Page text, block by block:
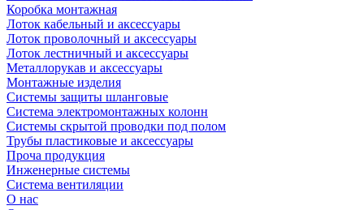
Коробка монтажная
Лоток кабельный и аксессуары
Лоток проволочный и аксессуары
Лоток лестничный и аксессуары
Металлорукав и аксессуары
Монтажные изделия
Системы защиты шланговые
Система электромонтажных колонн
Системы скрытой проводки под полом
Трубы пластиковые и аксессуары
Проча продукция
Инженерные системы
Система вентиляции
О нас